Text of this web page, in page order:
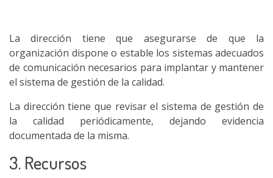
La dirección tiene que asegurarse de que la
organización dispone o estable los sistemas adecuados
de comunicación necesarios para implantar y mantener
el sistema de gestión de la calidad.
La dirección tiene que revisar el sistema de gestión de
la calidad periódicamente, dejando evidencia
documentada de la misma.
3. Recursos